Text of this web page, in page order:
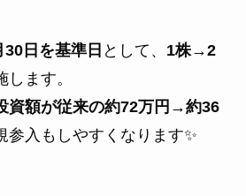
日を基準日 として、 1株→2
します。
資額が従来の約72万円→約36
参入もしやすくなります✨